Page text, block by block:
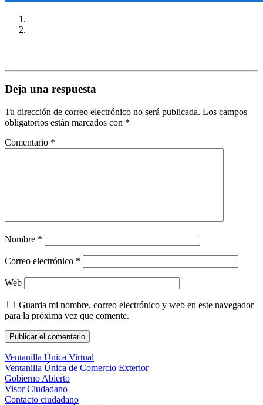
Deja una respuesta
Tu dirección de correo electrónico no será publicada. Los campos
obligatorios están marcados con *
Comentario *
Nombre *
Correo electrónico *
Web
Guarda mi nombre, correo electrónico y web en este navegador
para la próxima vez que comente.
Ventanilla Única Virtual
Ventanilla Única de Comercio Exterior
Gobierno Abierto
Visor Ciudadano
Contacto ciudadano